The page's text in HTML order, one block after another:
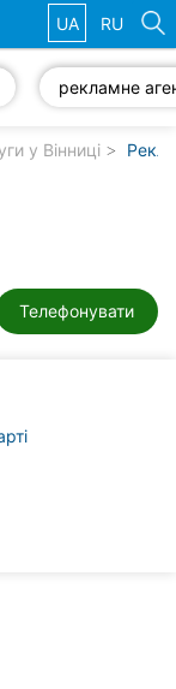
UA RU
у Вінниці
Телефонувати